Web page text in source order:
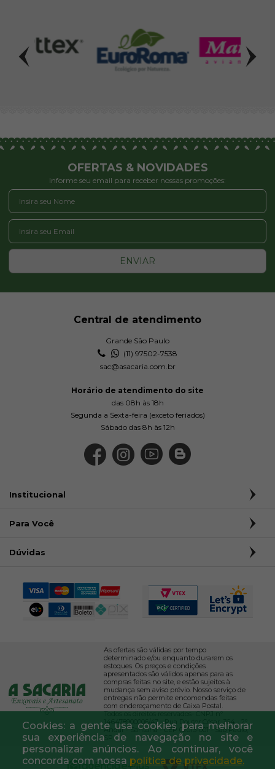
Cookies: a gente usa cookies para melhorar
sua experiência de navegação no site e
personalizar anúncios. Ao continuar, você
concorda com nossa política de privacidade.
OFERTAS & NOVIDADES
Informe seu email para receber nossas promoções:
ENVIAR
Central de atendimento
Grande São Paulo
(11) 97502-7538
sac@asacaria.com.br
Horário de atendimento do site
das 08h às 18h
Segunda a Sexta-feira (exceto feriados)
Sábado das 8h às 12h
Institucional
Para Você
Dúvidas
As ofertas são válidas por tempo
determinado e/ou enquanto durarem os
estoques. Os preços e condições
apresentados são válidos apenas para as
compras feitas no site, e estão sujeitos à
mudança sem aviso prévio. Nosso serviço de
entregas não permite encomendas feitas
com endereçamento de Caixa Postal.
Todos os direitos reservados- CNPJ nº
146478900006/47 - Rua Doutor César, 364 - 2º
Andar - Santana - CEP 02013-001 - São Paulo,
SP.